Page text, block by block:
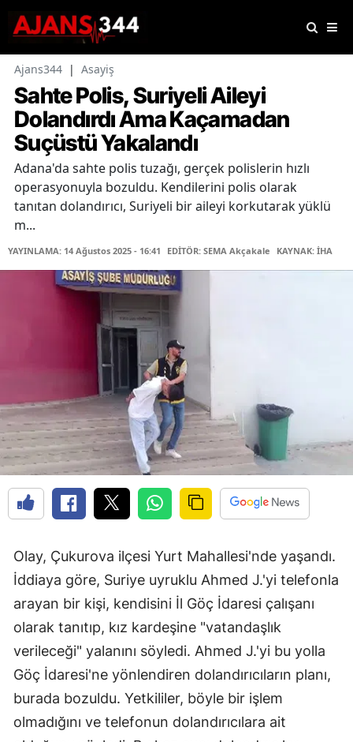
Ajans344 | Asayiş
Sahte Polis, Suriyeli Aileyi
Dolandırdı Ama Kaçamadan
Suçüstü Yakalandı
Adana'da sahte polis tuzağı, gerçek polislerin hızlı
operasyonuyla bozuldu. Kendilerini polis olarak
tanıtan dolandırıcı, Suriyeli bir aileyi korkutarak yüklü
m...
YAYINLAMA: 14 Ağustos 2025 - 16:41 EDİTÖR: SEMA Akçakale KAYNAK: İHA
Olay, Çukurova ilçesi Yurt Mahallesi'nde yaşandı.
İddiaya göre, Suriye uyruklu Ahmed J.'yi telefonla
arayan bir kişi, kendisini İl Göç İdaresi çalışanı
olarak tanıtıp, kız kardeşine "vatandaşlık
verileceği" yalanını söyledi. Ahmed J.'yi bu yolla
Göç İdaresi'ne yönlendiren dolandırıcıların planı,
burada bozuldu. Yetkililer, böyle bir işlem
olmadığını ve telefonun dolandırıcılara ait